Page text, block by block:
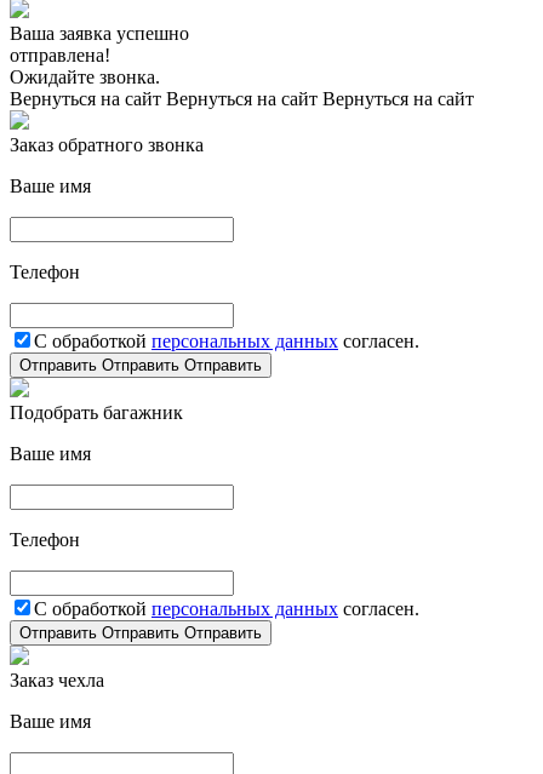
Ваша заявка успешно
отправлена!
Ожидайте звонка.
Вернуться на сайт Вернуться на сайт Вернуться на сайт
Заказ обратного звонка
Ваше имя
Телефон
С обработкой персональных данных согласен.
Отправить Отправить Отправить
Подобрать багажник
Ваше имя
Телефон
С обработкой персональных данных согласен.
Отправить Отправить Отправить
Заказ чехла
Ваше имя